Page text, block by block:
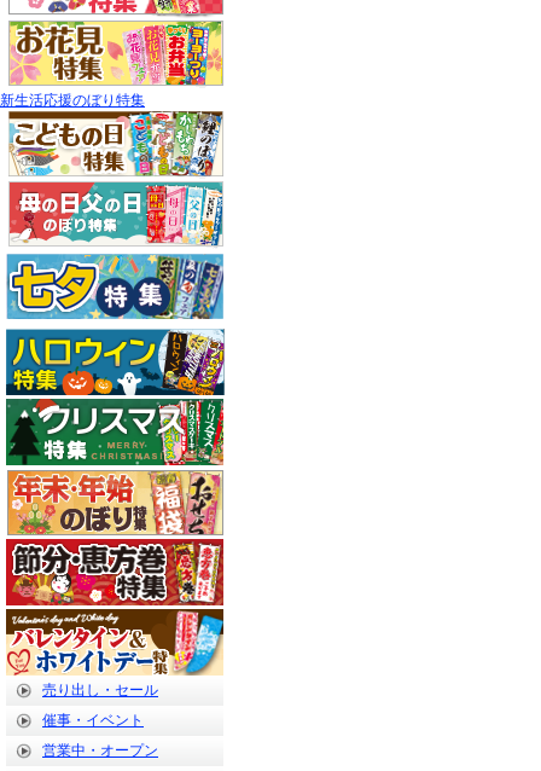
新生活応援のぼり特集
売り出し・セール
催事・イベント
営業中・オープン